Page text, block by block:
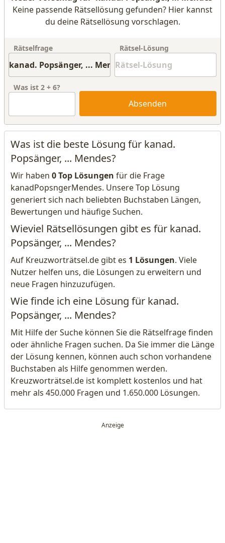
Keine passende Rätsellösung gefunden? Hier kannst
du deine Rätsellösung vorschlagen.
Rätselfrage Rätsel-Lösung
Was ist 2 + 6?
Absenden
Was ist die beste Lösung für kanad.
Popsänger, ... Mendes?
Wir haben 0 Top Lösungen für die Frage
kanadPopsngerMendes. Unsere Top Lösung
generiert sich nach beliebten Buchstaben Längen,
Bewertungen und häufige Suchen.
Wieviel Rätsellösungen gibt es für kanad.
Popsänger, ... Mendes?
Auf Kreuzworträtsel.de gibt es 1 Lösungen. Viele
Nutzer helfen uns, die Lösungen zu erweitern und
neue Fragen hinzuzufügen.
Wie finde ich eine Lösung für kanad.
Popsänger, ... Mendes?
Mit Hilfe der Suche können Sie die Rätselfrage finden
oder ähnliche Fragen suchen. Da Sie immer die Länge
der Lösung kennen, können auch schon vorhandene
Buchstaben als Hilfe genommen werden.
Kreuzworträtsel.de ist komplett kostenlos und hat
mehr als 450.000 Fragen und 1.650.000 Lösungen.